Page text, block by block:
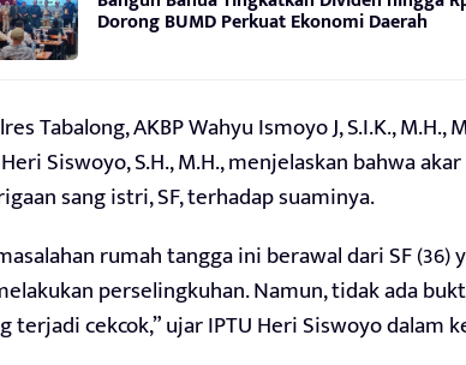
Dorong BUMD Perkuat Ekonomi Daerah
Tabalong, AKBP Wahyu Ismoyo J, S.I.K., M.H.,
Siswoyo, S.H., M.H., menjelaskan bahwa
sang istri, SF, terhadap suaminya.
rumah tangga ini berawal dari SF (36)
perselingkuhan. Namun, tidak ada
terjadi cekcok,” ujar IPTU Heri Siswoyo dalam